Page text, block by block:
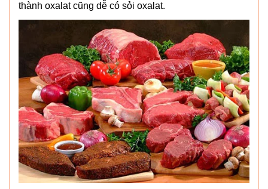
thành oxalat cũng dễ có sỏi oxalat.